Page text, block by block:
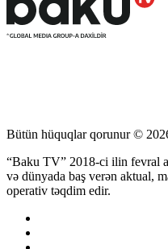
Bütün hüquqlar qorunur ©
“Baku TV” 2018-ci ilin fevral
və dünyada baş verən aktual,
operativ təqdim edir.